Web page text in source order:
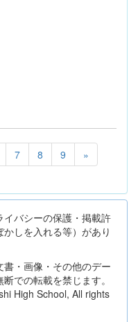
7 8 9 »
バシーの保護・掲載許
しを入れる等）があり
・画像・その他のデー
での転載を禁じます。
High School, All rights